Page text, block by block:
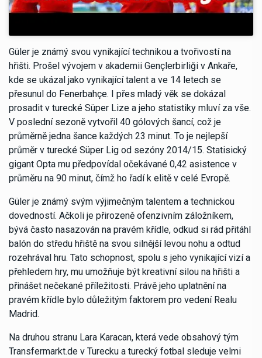
Güler je známý svou vynikající technikou a tvořivostí na
hřišti. Prošel vývojem v akademii Gençlerbirliği v Ankaře,
kde se ukázal jako vynikající talent a ve 14 letech se
přesunul do Fenerbahçe. I přes mladý věk se dokázal
prosadit v turecké Süper Lize a jeho statistiky mluví za vše.
V poslední sezoně vytvořil 40 gólových šancí, což je
průměrně jedna šance každých 23 minut. To je nejlepší
průměr v turecké Süper Lig od sezóny 2014/15. Statisický
gigant Opta mu předpovídal očekávané 0,42 asistence v
průměru na 90 minut, čímž ho řadí k elitě v celé Evropě.
Güler je známý svým výjimečným talentem a technickou
dovedností. Ačkoli je přirozeně ofenzivním záložníkem,
bývá často nasazován na pravém křídle, odkud si rád přitáhl
balón do středu hřiště na svou silnější levou nohu a odtud
rozehrával hru. Tato schopnost, spolu s jeho vynikající vizí a
přehledem hry, mu umožňuje být kreativní silou na hřišti a
přinášet nečekané příležitosti. Právě jeho uplatnění na
pravém křídle bylo důležitým faktorem pro vedení Realu
Madrid.
Na druhou stranu Lara Karacan, která vede obsahový tým
Transfermarkt.de v Turecku a turecký fotbal sleduje velmi